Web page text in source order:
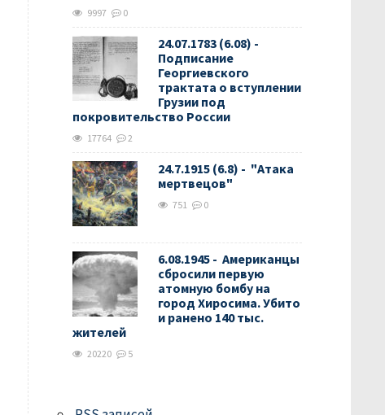
9997 0
24.07.1783 (6.08) -
Подписание
Георгиевского
трактата о вступлении
Грузии под
покровительство России
17764 2
24.7.1915 (6.8) - "Атака
мертвецов"
751 0
6.08.1945 - Американцы
сбросили первую
атомную бомбу на
город Хиросима. Убито
и ранено 140 тыс.
жителей
20220 5